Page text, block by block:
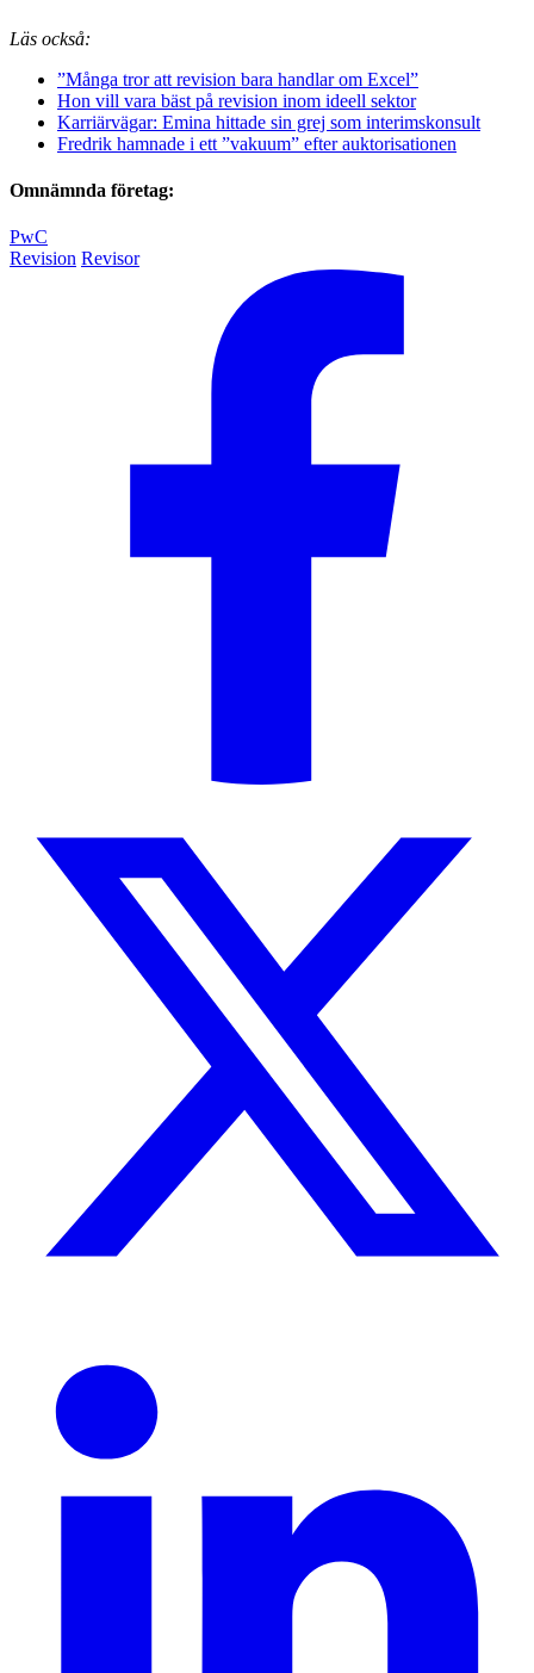
Läs också:
”Många tror att revision bara handlar om Excel”
Hon vill vara bäst på revision inom ideell sektor
Karriärvägar: Emina hittade sin grej som interimskonsult
Fredrik hamnade i ett ”vakuum” efter auktorisationen
Omnämnda företag:
PwC
Revision Revisor